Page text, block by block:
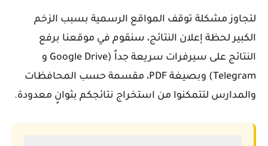
لتجاوز مشكلة توقف المواقع الرسمية بسبب الزخم
الكبير لحظة إعلان النتائج، سنقوم في موقعنا برفع
النتائج على سيرفرات سريعة جداً (Google Drive و
Telegram) وبصيغة PDF، مقسمة حسب المحافظات
والمدارس لتتمكنوا من استخراج نتائجكم بثوانٍ معدودة.